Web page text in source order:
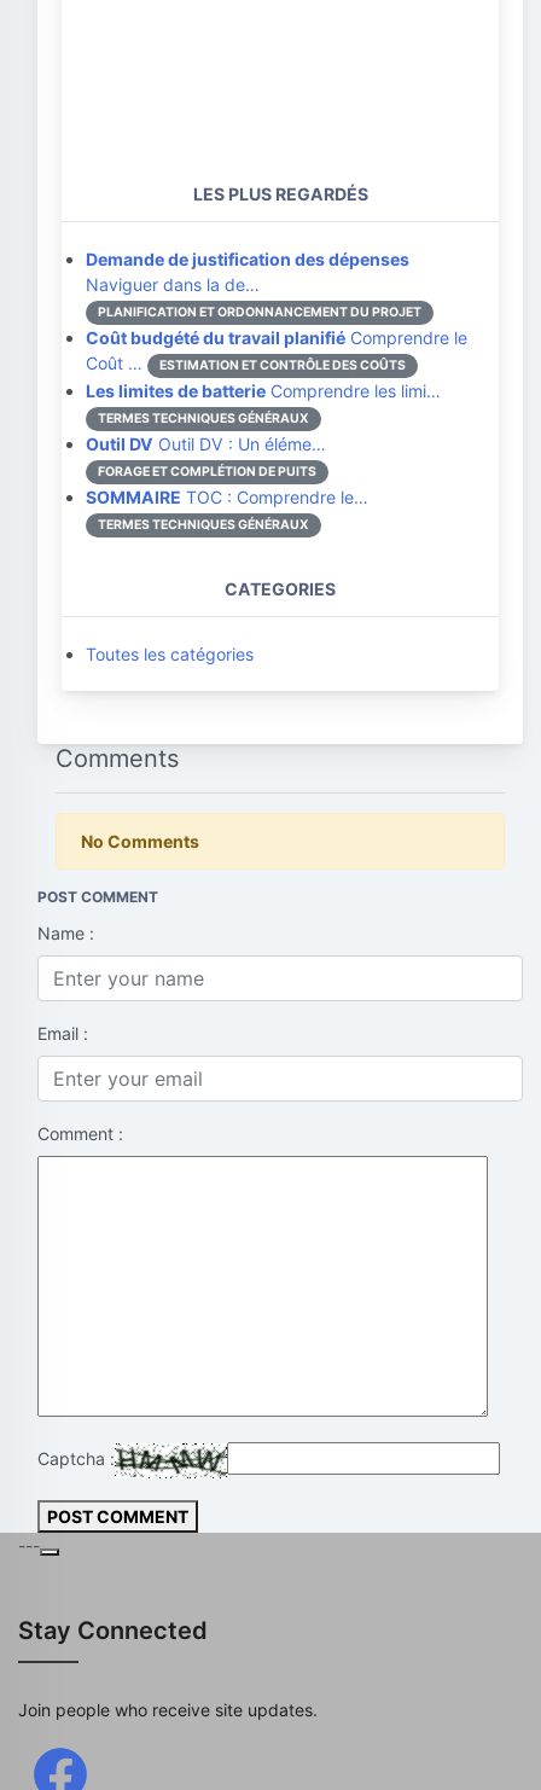
LES PLUS REGARDÉS
Demande de justification des dépenses
Naviguer dans la de…
PLANIFICATION ET ORDONNANCEMENT DU PROJET
Coût budgété du travail planifié Comprendre le
Coût …
ESTIMATION ET CONTRÔLE DES COÛTS
Les limites de batterie Comprendre les limi…
TERMES TECHNIQUES GÉNÉRAUX
Outil DV Outil DV : Un éléme…
FORAGE ET COMPLÉTION DE PUITS
SOMMAIRE TOC : Comprendre le…
TERMES TECHNIQUES GÉNÉRAUX
CATEGORIES
Toutes les catégories
Comments
No Comments
POST COMMENT
Name :
Email :
Comment :
Captcha :
POST COMMENT
---
Stay Connected
Join people who receive site updates.